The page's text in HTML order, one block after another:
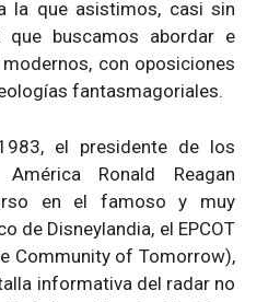
la que asistimos, casi sin
buscamos abordar e
con oposiciones
fantasmagoriales.
el presidente de los
Ronald Reagan
en el famoso y muy
de Disneylandia, el EPCOT
Community of Tomorrow),
informativa del radar no